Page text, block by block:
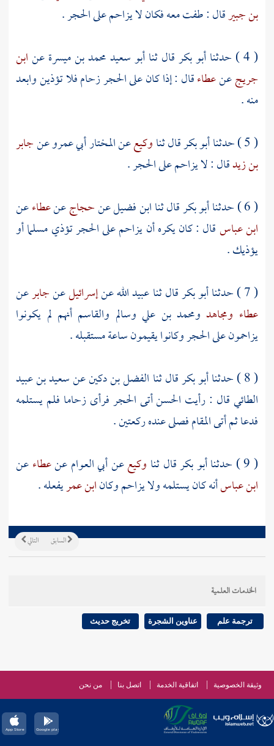
بن جبيرقال : طفت معه فكان لا يزاحم على الحجر .
( 4 ) حدثنا
أبو بكرقال ثناأبو سعيد محمد بن ميسرةعنابن
جريجعنعطاءقال : إذا كان على الحجر زحام فلا تؤذين وابعد
منه .
( 5 ) حدثنا
أبو بكرقال ثناوكيععنالمختار أبي عمروعنجابر
بن زيدقال : لا يزاحم على الحجر .
( 6 ) حدثنا
أبو بكرقال ثناابن فضيلعنحجاجعنعطاءعن
ابن عباسقال : كان يكره أن يزاحم على الحجر تؤذي مسلما أو
يؤذيك .
( 7 ) حدثنا
أبو بكرقال ثناعبيد اللهعنإسرائيلعنجابرعن
عطاء ومجاهد ومحمد بن علي وسالم والقاسم أنهم لم يكونوا
يزاحمون على الحجر وكانوا يقيمون ساعة مستقبله .
( 8 ) حدثنا
أبو بكرقال ثنا الفضل بن دكينعنسعيد بن عبيد
الطائيقال : رأيت الحسنأتى الحجر فرأى زحاما فلم يستلمه
فدعا ثم أتى المقام فصلى عنده ركعتين .
( 9 ) حدثنا
أبو بكرقال ثنا وكيععنأبي العوامعنعطاءعن
ابن عباسأنه كان يستلمه ولا يزاحم وكانابن عمريفعله .
التالي السابق
الخدمات العلمية
ترجمة علم عناوين الشجرة تخريج حديث
وثيقة الخصوصية اتفاقية الخدمة اتصل بنا من نحن